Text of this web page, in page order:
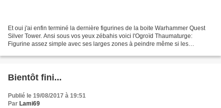
Et oui j'ai enfin terminé la dernière figurines de la boite Warhammer Quest
Silver Tower. Ansi sous vos yeux zébahis voici l'Ogroïd Thaumaturge:
Figurine assez simple avec ses larges zones à peindre même si les
Bientôt fini...
Publié le 19/08/2017 à 19:51
Par Lami69